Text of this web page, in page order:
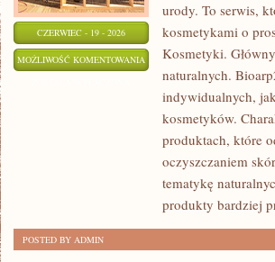
CZERWIEC - 19 - 2026
MOŻLIWOŚĆ KOMENTOWANIA PIELĘGNACJA
CIAŁA
WŁOSÓW
urody. To serwis,
kosmetykami o
Kosmetyki.
naturalnych.
indywidualnych,
kosmetyków.
produktach, które
oczyszczaniem
tematykę
produkty bardziej
POSTED BY ADMIN